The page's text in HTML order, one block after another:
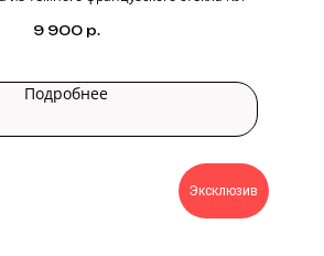
9 900 р.
Подробнее
Эксклюзив